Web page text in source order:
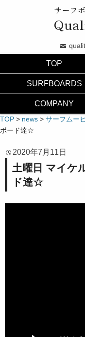
サーフ
TOP
SURFBOARDS
COMPANY
TOP > news > サーフムー
ボード達☆
2020年7月11日
土曜日 マイケ
ド達☆